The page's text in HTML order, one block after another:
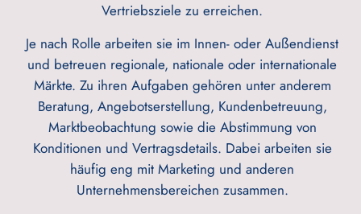
Vertriebsziele zu erreichen.
Je nach Rolle arbeiten sie im Innen- oder Außendienst
und betreuen regionale, nationale oder internationale
Märkte. Zu ihren Aufgaben gehören unter anderem
Beratung, Angebotserstellung, Kundenbetreuung,
Marktbeobachtung sowie die Abstimmung von
Konditionen und Vertragsdetails. Dabei arbeiten sie
häufig eng mit Marketing und anderen
Unternehmensbereichen zusammen.